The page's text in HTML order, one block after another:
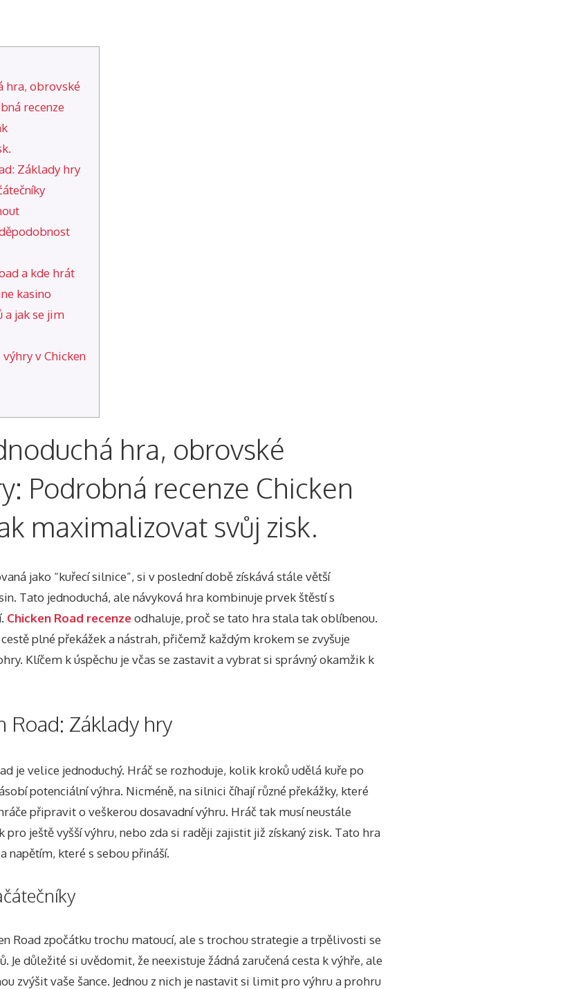
hra, obrovské
recenze
Základy hry
a kde hrát
kasino
a jak se jim
v Chicken
hra, obrovské
Podrobná recenze Chicken
maximalizovat svůj zisk.
jako “kuřecí silnice”, si v poslední době získává stále větší
Tato jednoduchá, ale návyková hra kombinuje prvek štěstí s
Chicken Road recenzeodhaluje, proč se tato hra stala tak oblíbenou.
plné překážek a nástrah, přičemž každým krokem se zvyšuje
Klíčem k úspěchu je včas se zastavit a vybrat si správný okamžik k
Road: Základy hry
je velice jednoduchý. Hráč se rozhoduje, kolik kroků udělá kuře po
potenciální výhra. Nicméně, na silnici číhají různé překážky, které
připravit o veškerou dosavadní výhru. Hráč tak musí neustále
ještě vyšší výhru, nebo zda si raději zajistit již získaný zisk. Tato hra
napětím, které s sebou přináší.
Road zpočátku trochu matoucí, ale s trochou strategie a trpělivosti se
Je důležité si uvědomit, že neexistuje žádná zaručená cesta k výhře, ale
zvýšit vaše šance. Jednou z nich je nastavit si limit pro výhru a prohru